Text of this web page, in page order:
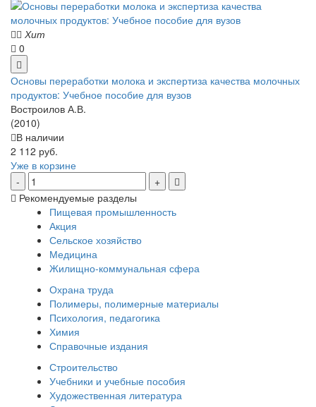
Хит
0
Основы переработки молока и экспертиза качества молочных
продуктов: Учебное пособие для вузов
Востроилов А.В.
(2010)
В наличии
2 112 руб.
Уже в корзине
Рекомендуемые разделы
Пищевая промышленность
Акция
Сельское хозяйство
Медицина
Жилищно-коммунальная сфера
Охрана труда
Полимеры, полимерные материалы
Психология, педагогика
Химия
Справочные издания
Строительство
Учебники и учебные пособия
Художественная литература